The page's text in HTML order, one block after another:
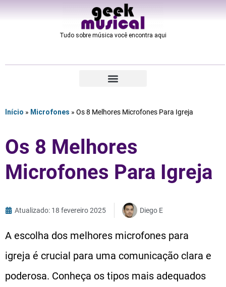
Tudo sobre música você encontra aqui​
Início » Microfones » Os 8 Melhores Microfones Para Igreja
Os 8 Melhores
Microfones Para Igreja
Atualizado: 18 fevereiro 2025 Diego E
A escolha dos melhores microfones para
igreja é crucial para uma comunicação clara e
poderosa. Conheça os tipos mais adequados